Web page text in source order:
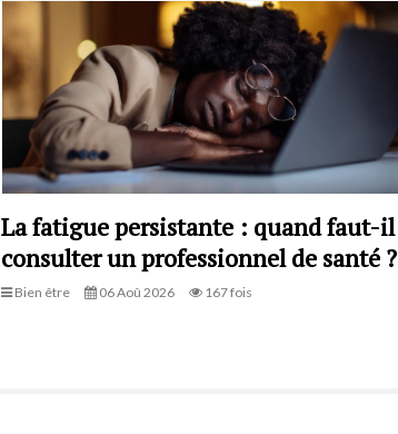
La fatigue persistante : quand faut-il
consulter un professionnel de santé ?
Bien être 06 Aoû 2026 167 fois